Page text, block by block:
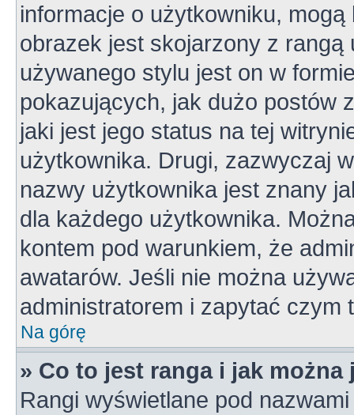
informacje o użytkowniku,
obrazek jest skojarzony z
używanego stylu jest on w
pokazujących, jak dużo postów
jaki jest jego status na tej
użytkownika. Drugi, zazwyczaj
nazwy użytkownika jest znany
dla każdego użytkownika.
kontem pod warunkiem, że
awatarów. Jeśli nie można
administratorem i zapytać czym
Na górę
» Co to jest ranga i jak można
Rangi wyświetlane pod